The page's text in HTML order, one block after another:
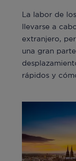
La labor de
llevarse a
extranjero,
una gran
rápidos y